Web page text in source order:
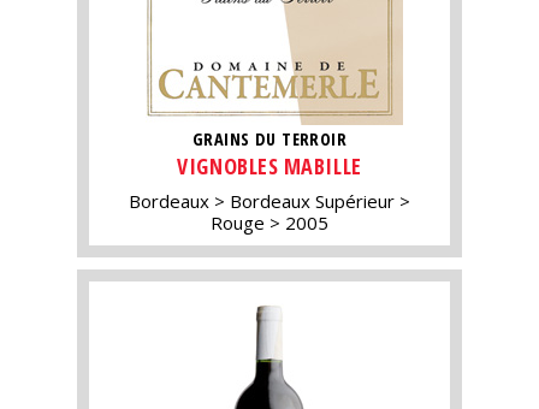
GRAINS DU TERROIR
VIGNOBLES MABILLE
Bordeaux
Bordeaux Supérieur
Rouge
2005